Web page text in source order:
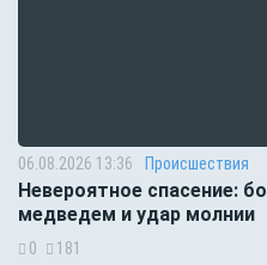
06.08.2026 13:36 Происшествия
Невероятное спасение:
медведем и удар молнии
0 181